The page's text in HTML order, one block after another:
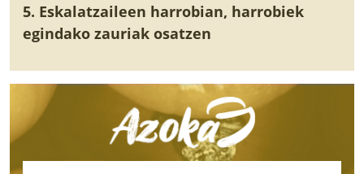
5. Eskalatzaileen harrobian, harrobiek
egindako zauriak osatzen